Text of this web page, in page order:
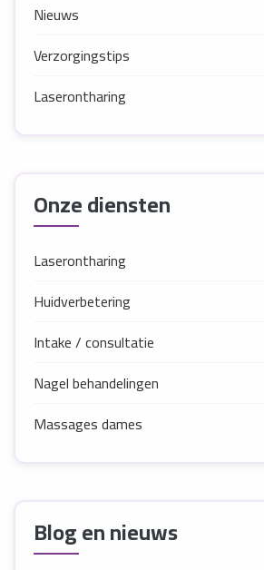
Nieuws
Verzorgingstips
Laserontharing
Onze diensten
Laserontharing
Huidverbetering
Intake / consultatie
Nagel behandelingen
Massages dames
Blog en nieuws